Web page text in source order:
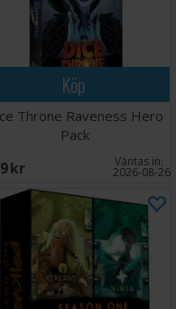
Köp
Throne Raveness Hero
Pack
SEK Väntas in:
2026-08-26